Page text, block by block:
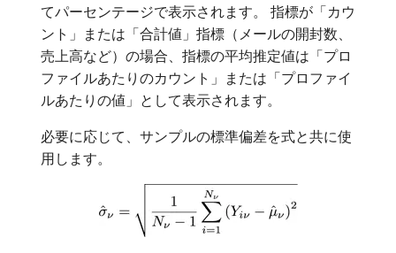
てパーセンテージで表示されます。 指標が「カウ
ント」または「合計値」指標（メールの開封数、
売上高など）の場合、指標の平均推定値は「プロ
ファイルあたりのカウント」または「プロファイ
ルあたりの値」として表示されます。
必要に応じて、サンプルの標準偏差を式と共に使
用します。